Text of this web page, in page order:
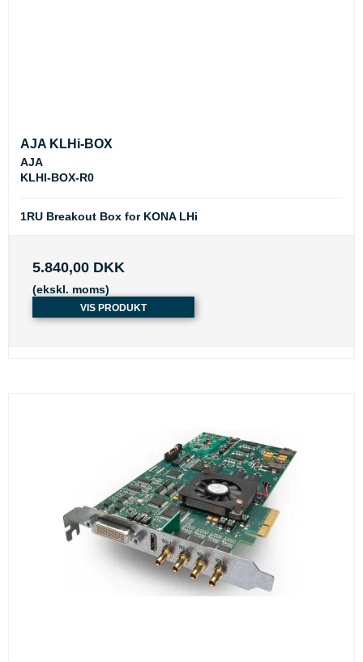
AJA KLHi-BOX
AJA
KLHI-BOX-R0
1RU Breakout Box for KONA LHi
5.840,00 DKK
(ekskl. moms)
VIS PRODUKT